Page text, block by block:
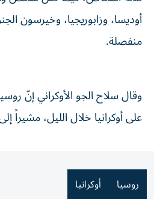
أوديسا، وزابوريجيا، وخيرسون
منفصلة.
على أوكرانيا خلال الليل، مشيراً إلى
روسيا أوكرانيا